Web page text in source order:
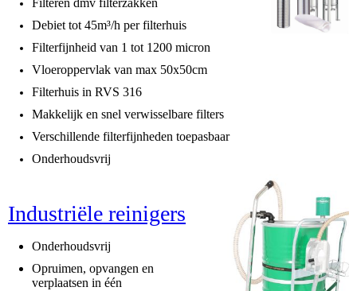
Filteren dmv filterzakken
Debiet tot 45m³/h per filterhuis
Filterfijnheid van 1 tot 1200 micron
Vloeroppervlak van max 50x50cm
Filterhuis in RVS 316
Makkelijk en snel verwisselbare filters
Verschillende filterfijnheden toepasbaar
Onderhoudsvrij
Industriële reinigers
Onderhoudsvrij
Opruimen, opvangen en
verplaatsen in één